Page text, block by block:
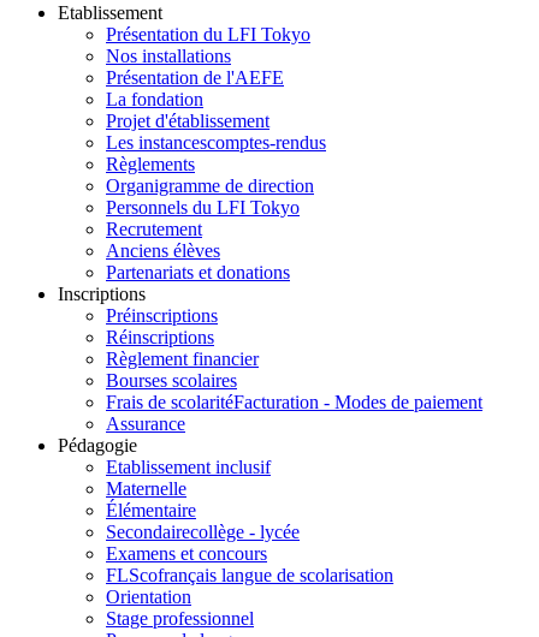
Etablissement
Présentation du LFI Tokyo
Nos installations
Présentation de l'AEFE
La fondation
Projet d'établissement
Les instancescomptes-rendus
Règlements
Organigramme de direction
Personnels du LFI Tokyo
Recrutement
Anciens élèves
Partenariats et donations
Inscriptions
Préinscriptions
Réinscriptions
Règlement financier
Bourses scolaires
Frais de scolaritéFacturation - Modes de paiement
Assurance
Pédagogie
Etablissement inclusif
Maternelle
Élémentaire
Secondairecollège - lycée
Examens et concours
FLScofrançais langue de scolarisation
Orientation
Stage professionnel